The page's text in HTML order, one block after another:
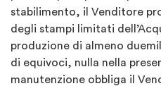
stabilimento, il Venditore
degli stampi limitati
produzione di almeno
di equivoci, nulla nella
manutenzione obbliga il